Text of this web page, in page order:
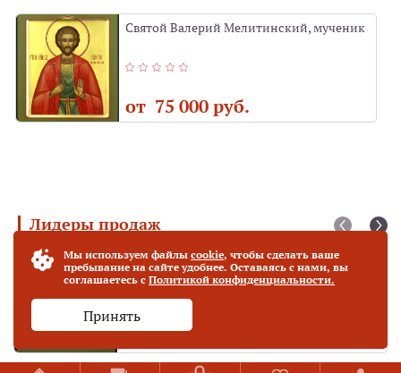
Святой Валерий Мелитинский, мученик
от 75 000 руб.
Лидеры продаж
Хит продаж Богородица "Фёдоровская" (27 х 31 см)
от 70 000 руб.
Мы используем файлы cookie, чтобы сделать ваше
пребывание на сайте удобнее. Оставаясь с нами, вы
соглашаетесь с Политикой конфиденциальности.
Принять